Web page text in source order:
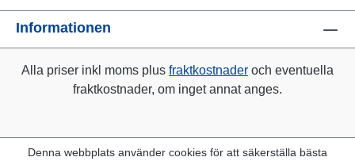
Informationen
Alla priser inkl moms plus fraktkostnader och eventuella
fraktkostnader, om inget annat anges.
Denna webbplats använder cookies för att säkerställa bästa